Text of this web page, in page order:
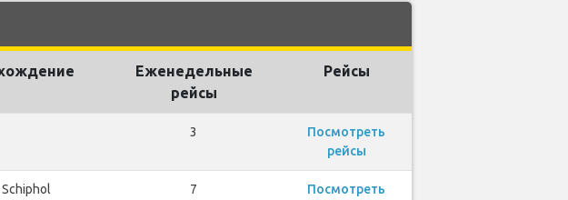
Еженедельные
рейсы
Рейсы
3
Посмотреть
рейсы
7
Посмотреть